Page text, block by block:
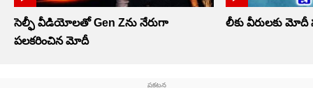
సెల్ఫీ వీడియోలతో Gen Zను నేరుగా
పలకరించిన మోదీ
లీకు వీరులకు మోదీ